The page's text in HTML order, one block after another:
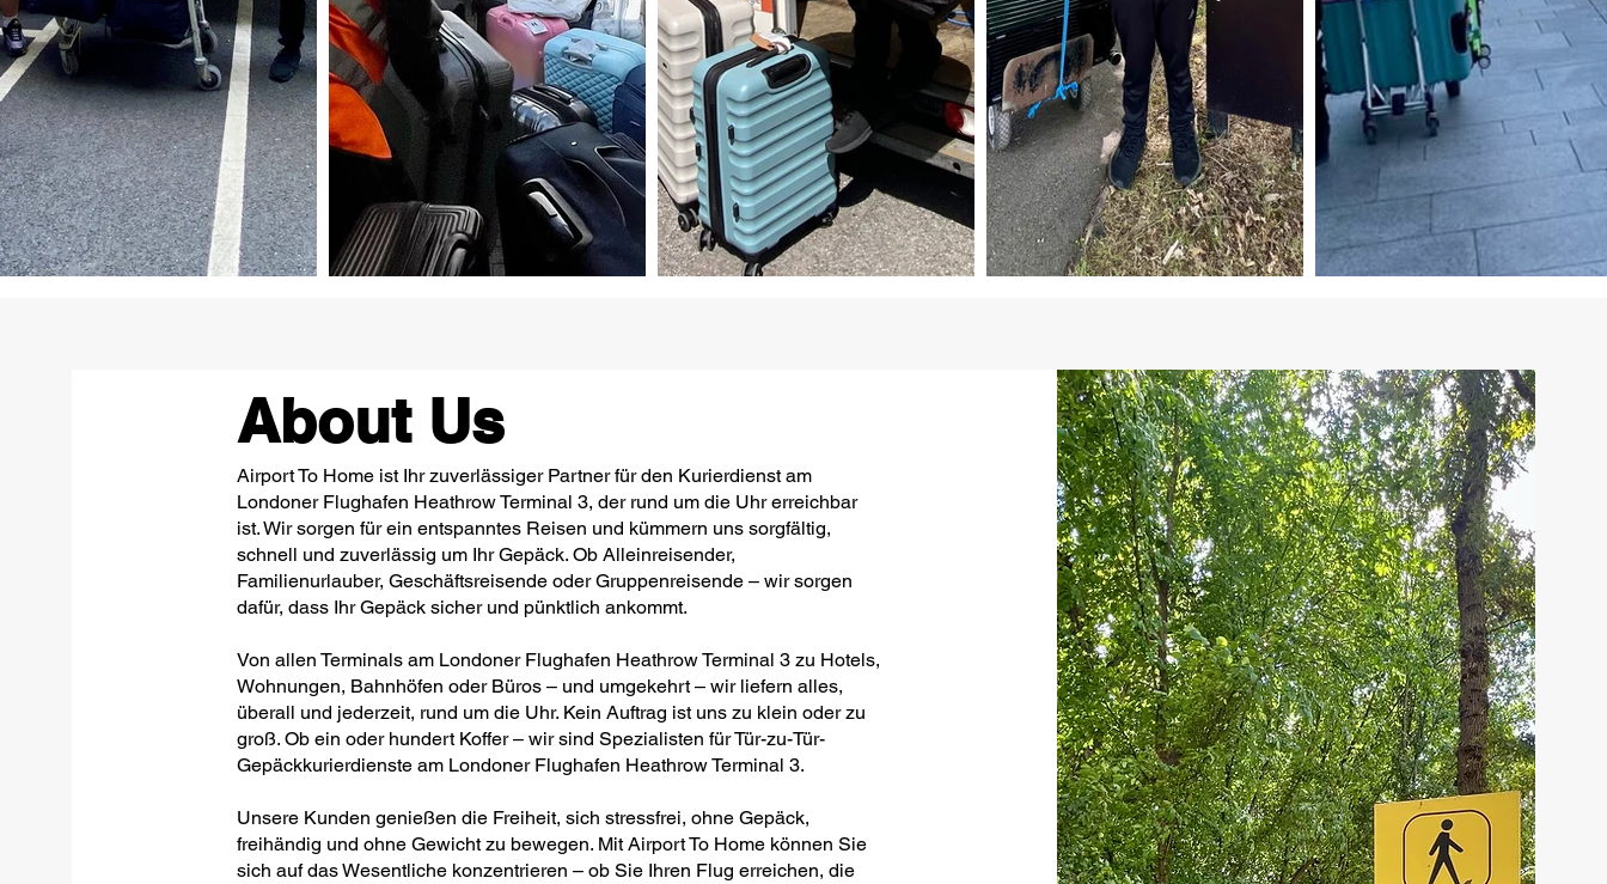
About Us
Airport To Home ist Ihr zuverlässiger Partner für den Kurierdienst am
Londoner Flughafen Heathrow Terminal 3, der rund um die Uhr erreichbar
ist. Wir sorgen für ein entspanntes Reisen und kümmern uns sorgfältig,
schnell und zuverlässig um Ihr Gepäck. Ob Alleinreisender,
Familienurlauber, Geschäftsreisende oder Gruppenreisende – wir sorgen
dafür, dass Ihr Gepäck sicher und pünktlich ankommt.
Von allen Terminals am Londoner Flughafen Heathrow Terminal 3 zu Hotels,
Wohnungen, Bahnhöfen oder Büros – und umgekehrt – wir liefern alles,
überall und jederzeit, rund um die Uhr. Kein Auftrag ist uns zu klein oder zu
groß. Ob ein oder hundert Koffer – wir sind Spezialisten für Tür-zu-Tür-
Gepäckkurierdienste am Londoner Flughafen Heathrow Terminal 3.
Unsere Kunden genießen die Freiheit, sich stressfrei, ohne Gepäck,
freihändig und ohne Gewicht zu bewegen. Mit Airport To Home können Sie
sich auf das Wesentliche konzentrieren – ob Sie Ihren Flug erreichen, die